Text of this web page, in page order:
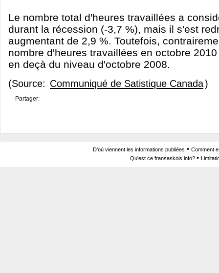
Le nombre total d'heures travaillées a
durant la récession (-3,7 %), mais il s'est
augmentant de 2,9 %. Toutefois,
nombre d'heures travaillées en octobre
en deçà du niveau d'octobre 2008.
(Source: Communiqué de Satistique Canada)
Partager:
D'où viennent les informations publiées • Comment
Qu'est ce fransaskois.info? •